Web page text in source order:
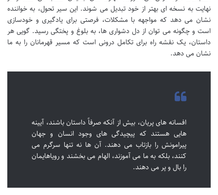
نهایت به نسخه ای بهتر از خود تبدیل می شوند. این سیر تحول، به خواننده
نشان می دهد که مواجهه با مشکلات، فرصتی برای یادگیری و خودسازی
است و چگونه می توان از دل دشواری ها، به بلوغ و پختگی رسید. گویی هر
داستان، یک نقشه راه برای تکامل درونی است که مسیر قهرمانان را به ما
نشان می دهد.
افسانه های پریان، بیش از آنکه صرفاً داستان باشند، آیینه
هایی هستند که پیچیدگی های وجود انسان و جهان
پیرامونش را بازتاب می دهند. آن ها نه تنها سرگرم می
کنند، بلکه به ما می آموزند، الهام می بخشند و رویاهایمان
را بال و پر می دهند.